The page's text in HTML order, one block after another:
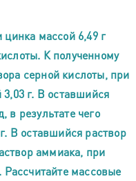
массой 6,49 г
К полученному
серной кислоты, при
3,03 г. В оставшийся
в результате чего
В оставшийся раствор
аммиака, при
массовые